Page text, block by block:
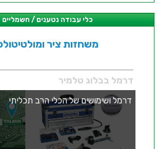
כלי עבודה נטענים / חשמליים
משחזות ציר
דרמל בבלוג טלמיר
דרמל ושימושים של הכלי הרב תכליתי